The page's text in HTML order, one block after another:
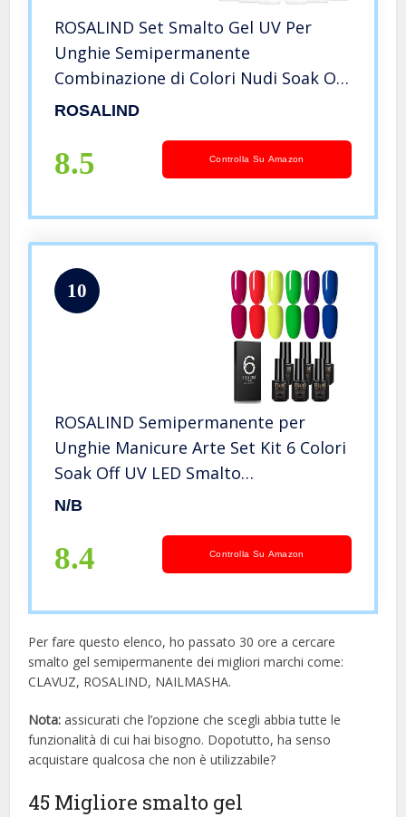
ROSALIND Set Smalto Gel UV Per
Unghie Semipermanente
Combinazione di Colori Nudi Soak Off
Varnish Nail Art Design Ricostruzione
ROSALIND
8.5 Controlla Su Amazon
10
ROSALIND Semipermanente per
Unghie Manicure Arte Set Kit 6 Colori
Soak Off UV LED Smalto
Semipermanente Set 7ML
N/B
8.4 Controlla Su Amazon
Per fare questo elenco, ho passato 30 ore a cercare
smalto gel semipermanente dei migliori marchi come:
CLAVUZ, ROSALIND, NAILMASHA.
Nota: assicurati che l’opzione che scegli abbia tutte le
funzionalità di cui hai bisogno. Dopotutto, ha senso
acquistare qualcosa che non è utilizzabile?
45 Migliore smalto gel